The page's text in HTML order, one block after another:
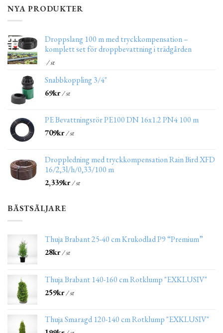
NYA PRODUKTER
Droppslang 100 m med tryckkompensation –
komplett set för droppbevattning i trädgården
/ st
Snabbkoppling 3/4"
69kr/ st
PE Bevattningsrör PE100 DN 16x1.2 PN4 100 m
709kr/ st
Droppledning med tryckkompensation Rain Bird XFD
16/2,3l/h/0,33/100 m
2,339kr/ st
BÄSTSÄLJARE
Thuja Brabant 25-40 cm Krukodlad P9 “Premium”
28kr/ st
Thuja Brabant 140-160 cm Rotklump "EXKLUSIV"
259kr/ st
Thuja Smaragd 120-140 cm Rotklump "EXKLUSIV"